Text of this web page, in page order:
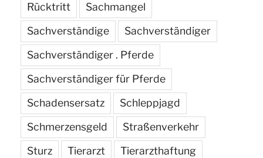
Rücktritt
Sachmangel
Sachverständige
Sachverständiger
Sachverständiger . Pferde
Sachverständiger für Pferde
Schadensersatz
Schleppjagd
Schmerzensgeld
Straßenverkehr
Sturz
Tierarzt
Tierarzthaftung